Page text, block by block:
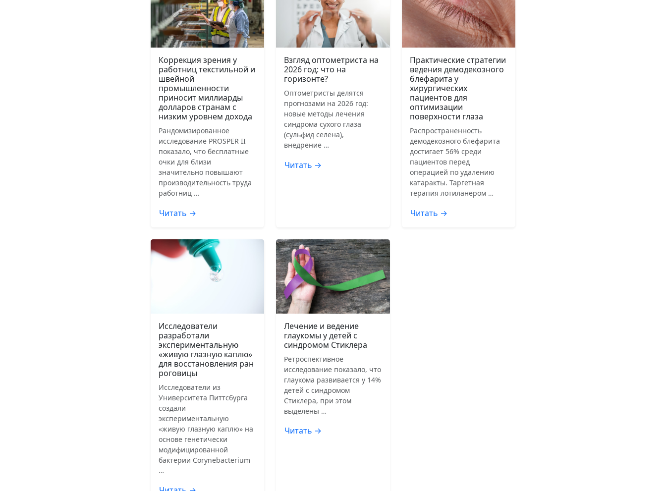
Коррекция зрения у
работниц текстильной и
швейной
промышленности
приносит миллиарды
долларов странам с
низким уровнем дохода
Рандомизированное
исследование PROSPER II
показало, что бесплатные
очки для близи
значительно повышают
производительность труда
работниц …
Читать →
Взгляд оптометриста на
2026 год: что на
горизонте?
Оптометристы делятся
прогнозами на 2026 год:
новые методы лечения
синдрома сухого глаза
(сульфид селена),
внедрение …
Читать →
Практические стратегии
ведения демодекозного
блефарита у
хирургических
пациентов для
оптимизации
поверхности глаза
Распространенность
демодекозного блефарита
достигает 56% среди
пациентов перед
операцией по удалению
катаракты. Таргетная
терапия лотиланером …
Читать →
Исследователи
разработали
экспериментальную
«живую глазную каплю»
для восстановления ран
роговицы
Исследователи из
Университета Питтсбурга
создали
экспериментальную
«живую глазную каплю» на
основе генетически
модифицированной
бактерии Corynebacterium
…
Лечение и ведение
глаукомы у детей с
синдромом Стиклера
Ретроспективное
исследование показало, что
глаукома развивается у 14%
детей с синдромом
Стиклера, при этом
выделены …
Читать →